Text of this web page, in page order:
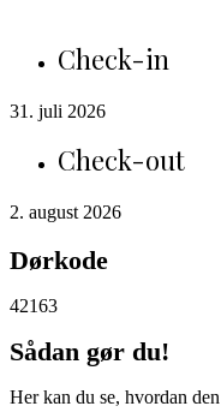
Check-in
31. juli 2026
Check-out
2. august 2026
Dørkode
42163
Sådan gør du!
Her kan du se, hvordan